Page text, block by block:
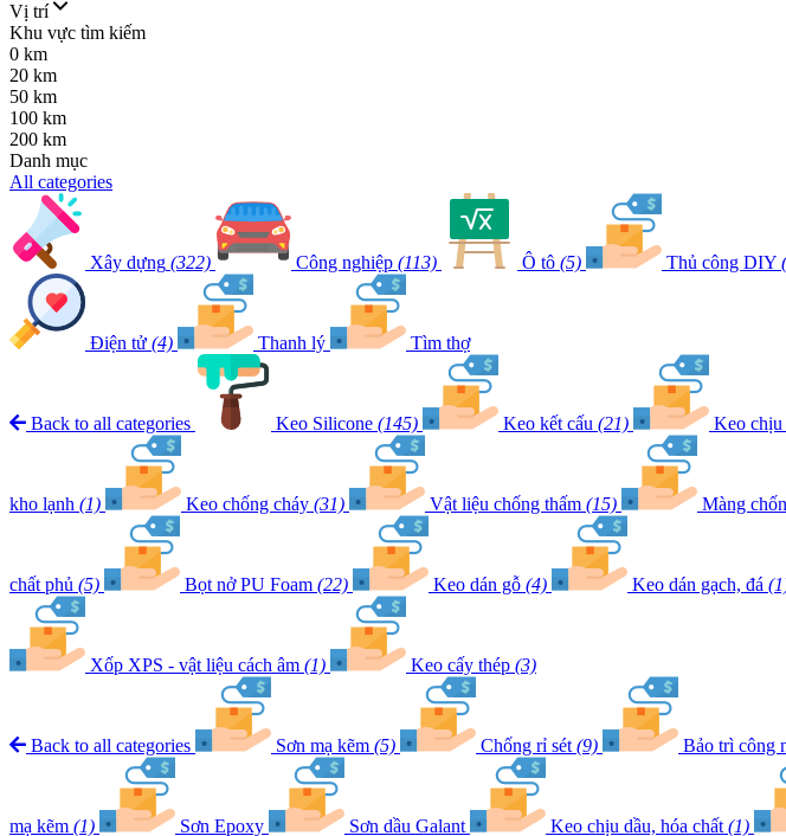
Vị trí
Khu vực tìm kiếm
0 km
20 km
50 km
100 km
200 km
Danh mục
All categories
Xây dựng (322) Công nghiệp (113) Ô tô (5) Thủ công DIY
Điện tử (4) Thanh lý Tìm thợ
Back to all categories Keo Silicone (145) Keo kết cấu (21) Keo
kho lạnh (1) Keo chống cháy (31) Vật liệu chống thấm (15) Màng
chất phủ (5) Bọt nở PU Foam (22) Keo dán gỗ (4) Keo dán gạch, đá
Xốp XPS - vật liệu cách âm (1) Keo cấy thép (3)
Back to all categories Sơn mạ kẽm (5) Chống rỉ sét (9) Bảo trì công
mạ kẽm (1) Sơn Epoxy Sơn dầu Galant Keo chịu dầu, hóa chất (1)